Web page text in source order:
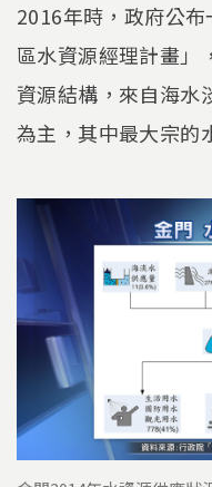
2016年時，政府公
區水資源經理計畫」
資源結構，來自海水
為主，其中最大宗的